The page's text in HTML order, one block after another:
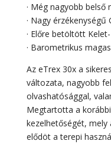
· Még nagyobb belső
· Nagy érzékenységű
· Előre betöltött
· Barometrikus
Az eTrex 30x a
változata, nagyobb
olvashatósággal,
Megtartotta a
kezelhetőségét,
elődöt a terepi